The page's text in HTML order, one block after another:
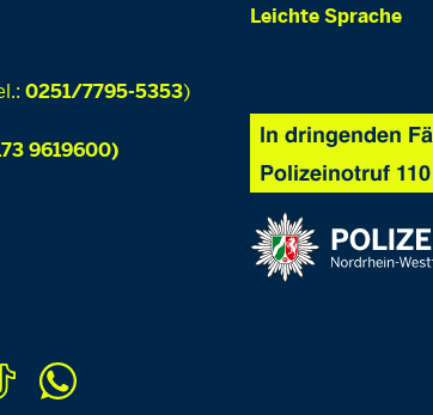
0251/7795-5353)
9619600)
Leichte Sprache